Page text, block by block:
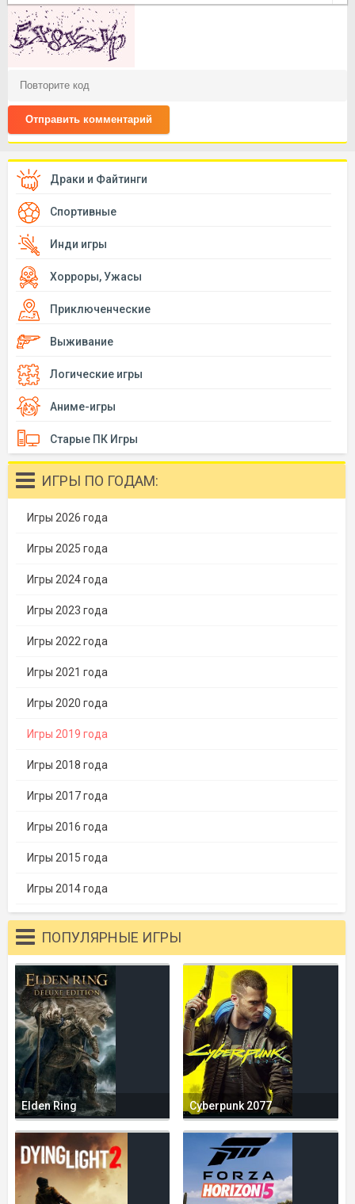
Отправить комментарий
Драки и Файтинги
Спортивные
Инди игры
Хорроры, Ужасы
Приключенческие
Выживание
Логические игры
Аниме-игры
Старые ПК Игры
ИГРЫ ПО ГОДАМ:
Игры 2026 года
Игры 2025 года
Игры 2024 года
Игры 2023 года
Игры 2022 года
Игры 2021 года
Игры 2020 года
Игры 2019 года
Игры 2018 года
Игры 2017 года
Игры 2016 года
Игры 2015 года
Игры 2014 года
ПОПУЛЯРНЫЕ ИГРЫ
Elden Ring Cyberpunk 2077